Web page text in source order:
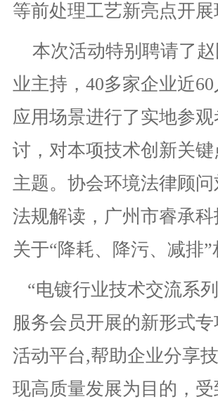
等前处理工艺新亮点开
本次活动特别聘请了
业主持，40多家企业近
应用场景进行了实地参
讨，对本项技术创新关
主题。协会环境法律顾
法规解读，广州市睿承
关于“降耗、降污、减排
“电镀行业技术交流系
服务会员开展的新形式
活动平台,帮助企业分享
现高质量发展为目的，